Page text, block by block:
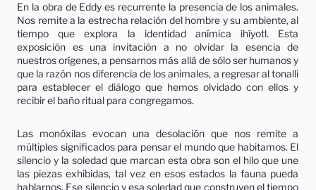
En la obra de Eddy es recurrente la presencia de los animales.
Nos remite a la estrecha relación del hombre y su ambiente, al
tiempo que explora la identidad anímica ihíyotl. Esta
exposición es una invitación a no olvidar la esencia de
nuestros orígenes, a pensarnos más allá de sólo ser humanos y
que la razón nos diferencia de los animales, a regresar al tonalli
para establecer el diálogo que hemos olvidado con ellos y
recibir el baño ritual para congregarnos.
Las monóxilas evocan una desolación que nos remite a
múltiples significados para pensar el mundo que habitamos. El
silencio y la soledad que marcan esta obra son el hilo que une
las piezas exhibidas, tal vez en esos estados la fauna pueda
hablarnos. Ese silencio y esa soledad que construyen el tiempo